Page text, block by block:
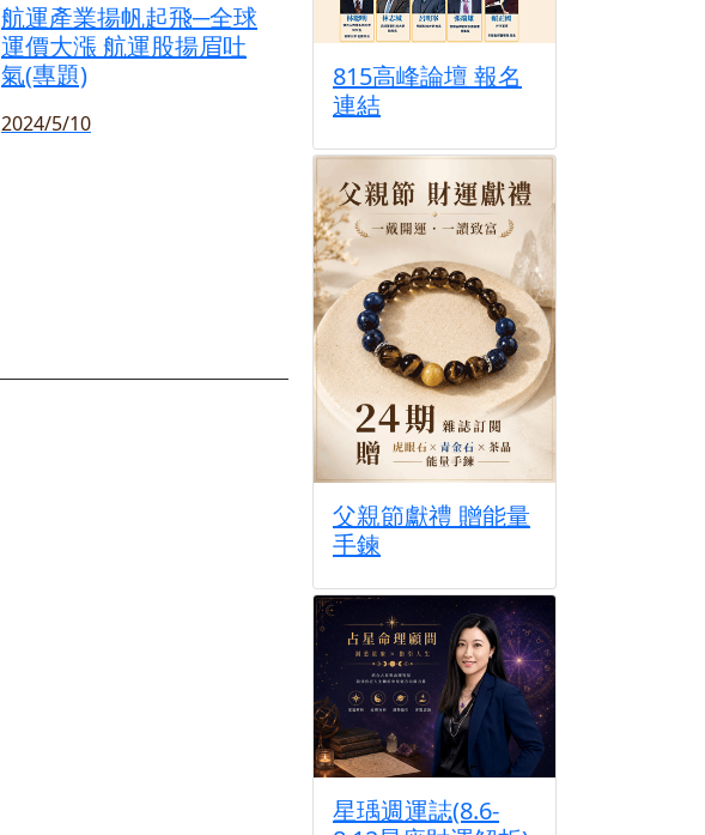
航運產業揚帆起飛─全球
運價大漲 航運股揚眉吐
氣(專題)
2024/5/10
815高峰論壇 報名
連結
父親節獻禮 贈能量
手鍊
星瑀週運誌(8.6-